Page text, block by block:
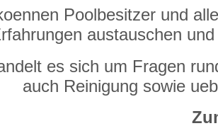
Poolbesitzer und
austauschen
es sich um Fragen
auch Reinigung sowie